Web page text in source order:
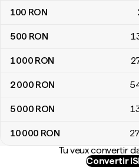
100 RON
500 RON
1 000 RON
2 000 RON
5 000 RON
10 000 RON
Tu veux convertir
Convertir